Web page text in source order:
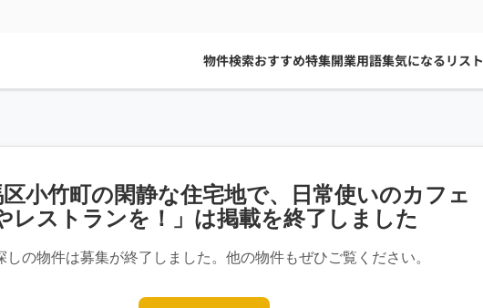
物件検索おすすめ特集開業用語集気になるリスト
小竹町の閑静な住宅地で、日常使いのカフェ
レストランを！」は掲載を終了しました
しの物件は募集が終了しました。他の物件もぜひご覧ください。